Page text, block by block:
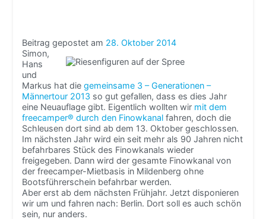
Beitrag gepostet am 28. Oktober 2014
Simon,
Hans
und
Markus hat diegemeinsame 3 – Generationen –
Männertour 2013 so gut gefallen, dass es dies Jahr
eine Neuauflage gibt. Eigentlich wollten wir mit dem
freecamper® durch den Finowkanal fahren, doch die
Schleusen dort sind ab dem 13. Oktober geschlossen.
Im nächsten Jahr wird ein seit mehr als 90 Jahren nicht
befahrbares Stück des Finowkanals wieder
freigegeben. Dann wird der gesamte Finowkanal von
der freecamper-Mietbasis in Mildenberg ohne
Bootsführerschein befahrbar werden.
Aber erst ab dem nächsten Frühjahr. Jetzt disponieren
wir um und fahren nach: Berlin. Dort soll es auch schön
sein, nur anders.